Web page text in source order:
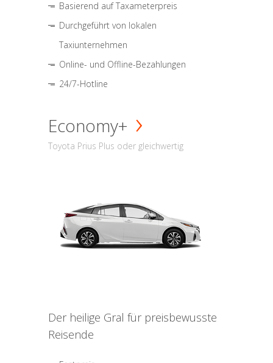
Basierend auf Taxameterpreis
Durchgeführt von lokalen
Taxiunternehmen
Online- und Offline-Bezahlungen
24/7-Hotline
Economy+
Toyota Prius Plus oder gleichwertig
Der heilige Gral für preisbewusste
Reisende